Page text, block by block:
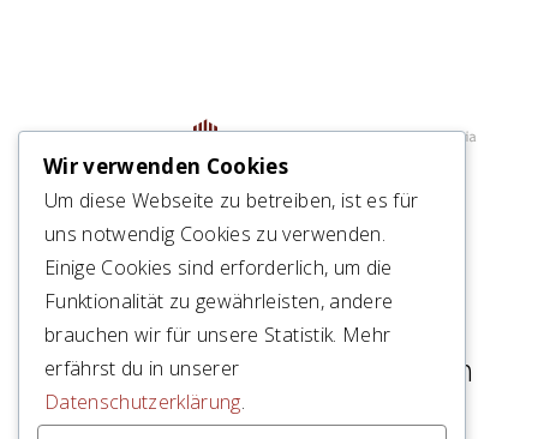
Cho d’Punt Dadour 86
CH – 7503 Samedan
+41 (0)81 852 11 52
mail(at)brasserarchitekten.ch
Wir verwenden Cookies
Um diese Webseite zu betreiben, ist es für
uns notwendig Cookies zu verwenden.
Einige Cookies sind erforderlich, um die
Funktionalität zu gewährleisten, andere
brauchen wir für unsere Statistik. Mehr
erfährst du in unserer
Datenschutzerklärung.